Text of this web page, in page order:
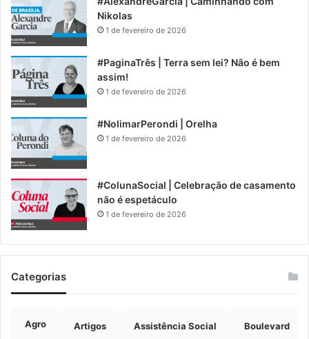
Nikolas
1 de fevereiro de 2026
#PaginaTrês | Terra sem lei? Não é bem
assim!
1 de fevereiro de 2026
#NolimarPerondi | Orelha
1 de fevereiro de 2026
#ColunaSocial | Celebração de casamento
não é espetáculo
1 de fevereiro de 2026
Categorias
Agro Artigos Assistência Social Boulevard